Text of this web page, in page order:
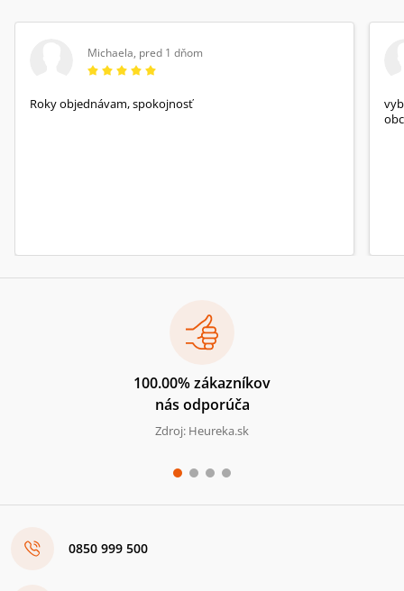
Michaela, pred 1 dňom
Roky objednávam, spokojnosť
100.00% zákazníkov
nás odporúča
Zdroj: Heureka.sk
0850 999 500